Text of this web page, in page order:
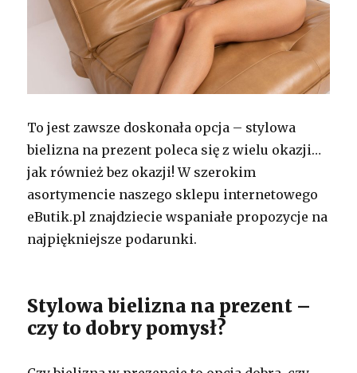
To jest zawsze doskonała opcja – stylowa
bielizna na prezent poleca się z wielu okazji…
jak również bez okazji! W szerokim
asortymencie naszego sklepu internetowego
eButik.pl znajdziecie wspaniałe propozycje na
najpiękniejsze podarunki.
Stylowa bielizna na prezent –
czy to dobry pomysł?